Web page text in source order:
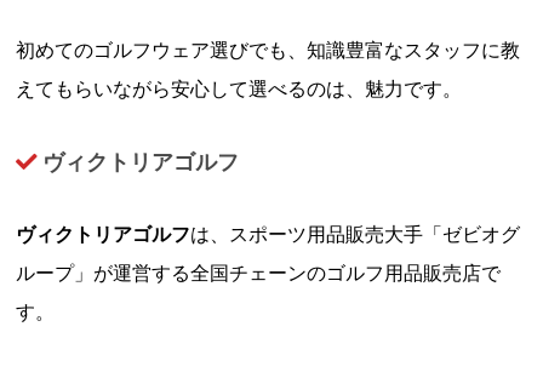
初めてのゴルフウェア選びでも、知識豊富なスタッフに教
えてもらいながら安心して選べるのは、魅力です。
ヴィクトリアゴルフ
ヴィクトリアゴルフは、スポーツ用品販売大手「ゼビオグ
ループ」が運営する全国チェーンのゴルフ用品販売店で
す。